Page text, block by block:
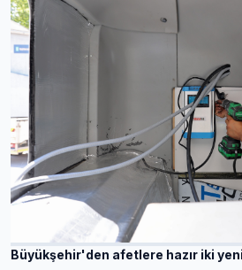
Büyükşehir'den afetlere hazır iki